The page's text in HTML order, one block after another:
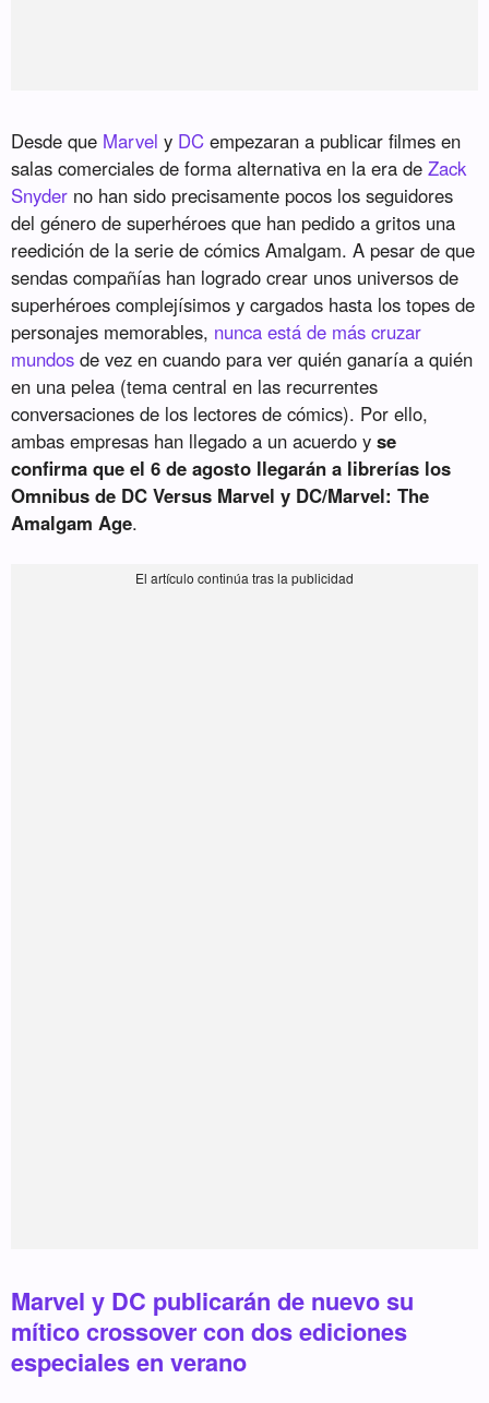
Desde que Marvel y DC empezaran a publicar filmes en
salas comerciales de forma alternativa en la era deZack
Snyder no han sido precisamente pocos los seguidores
del género de superhéroes que han pedido a gritos una
reedición de la serie de cómics Amalgam. A pesar de que
sendas compañías han logrado crear unos universos de
superhéroes complejísimos y cargados hasta los topes de
personajes memorables, nunca está de más cruzar
mundos de vez en cuando para ver quién ganaría a quién
en una pelea (tema central en las recurrentes
conversaciones de los lectores de cómics). Por ello,
ambas empresas han llegado a un acuerdo yse
confirma que el 6 de agosto llegarán a librerías los
Omnibus de DC Versus Marvel y DC/Marvel: The
Amalgam Age.
Marvel y DC publicarán de nuevo su
mítico crossover con dos ediciones
especiales en verano